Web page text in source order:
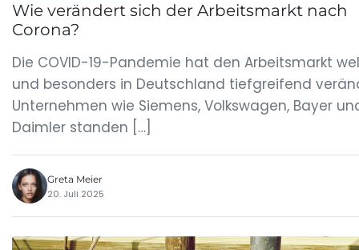
Wie verändert sich der Arbeitsmarkt nach
Corona?
Die COVID-19-Pandemie hat den Arbeitsmarkt
und besonders in Deutschland tiefgreifend
Unternehmen wie Siemens, Volkswagen, Bayer
Daimler standen […]
Greta Meier
20. Juli 2025